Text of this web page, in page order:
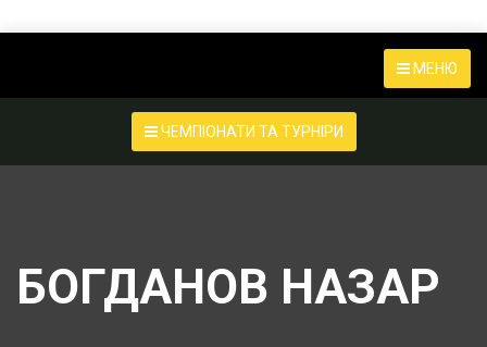
МЕНЮ
ЧЕМПІОНАТИ ТА ТУРНІРИ
БОГДАНОВ НАЗАР